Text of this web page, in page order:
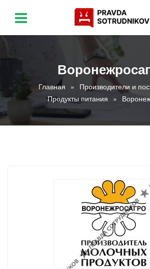
Главная
Производители и
Продукты питания